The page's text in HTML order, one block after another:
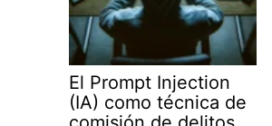
El Prompt Injection
(IA) como técnica de